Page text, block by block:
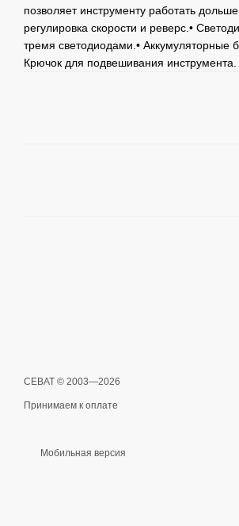
позволяет инструменту работать
регулировка скорости и реверс.•
тремя светодиодами.• Аккумуляторные
Крючок для подвешивания инструмента.
СЕВАТ © 2003—2026
Принимаем к оплате
Мобильная версия